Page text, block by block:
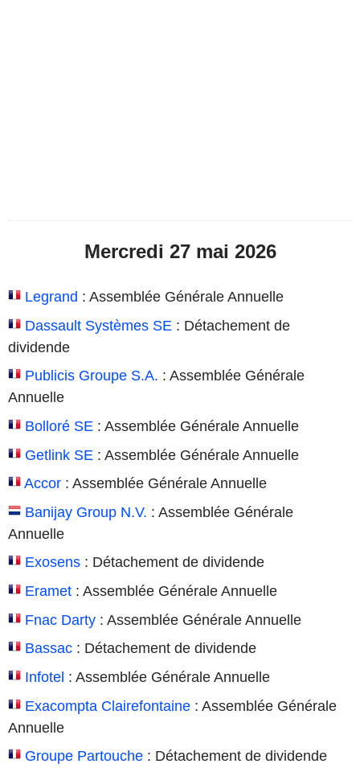
Mercredi 27 mai 2026
Legrand : Assemblée Générale Annuelle
Dassault Systèmes SE : Détachement de
dividende
Publicis Groupe S.A. : Assemblée Générale
Annuelle
Bolloré SE : Assemblée Générale Annuelle
Getlink SE : Assemblée Générale Annuelle
Accor : Assemblée Générale Annuelle
Banijay Group N.V. : Assemblée Générale
Annuelle
Exosens : Détachement de dividende
Eramet : Assemblée Générale Annuelle
Fnac Darty : Assemblée Générale Annuelle
Bassac : Détachement de dividende
Infotel : Assemblée Générale Annuelle
Exacompta Clairefontaine : Assemblée Générale
Annuelle
Groupe Partouche : Détachement de dividende